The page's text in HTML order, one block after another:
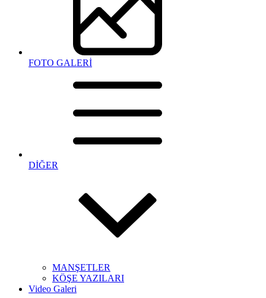
FOTO GALERİ
DİĞER
MANŞETLER
KÖŞE YAZILARI
Video Galeri